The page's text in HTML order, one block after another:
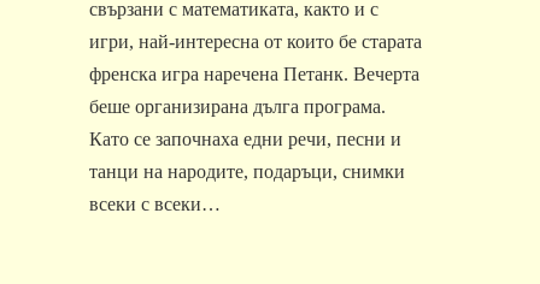
свързани с математиката, както и с
игри, най-интересна от които бе старата
френска игра наречена Петанк. Вечерта
беше организирана дълга програма.
Като се започнаха едни речи, песни и
танци на народите, подаръци, снимки
всеки с всеки…